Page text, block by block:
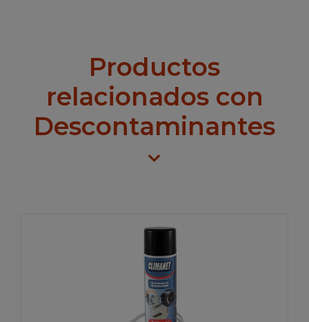
Productos
relacionados con
Descontaminantes